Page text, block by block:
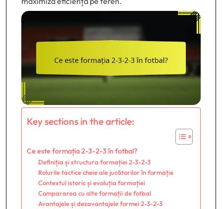
Key sections in the article:
Ce este formația 2-3-2-3 în fotbal?
Definiția și structura formației 2-3-2-3
Rolurile tactice cheie ale jucătorilor în formație
Contextul istoric și evoluția formației
Compararea cu alte formații de fotbal
Avantajele și dezavantajele formei 2-3-2-3